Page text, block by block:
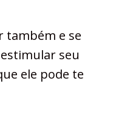
também e se
seu
ele pode te